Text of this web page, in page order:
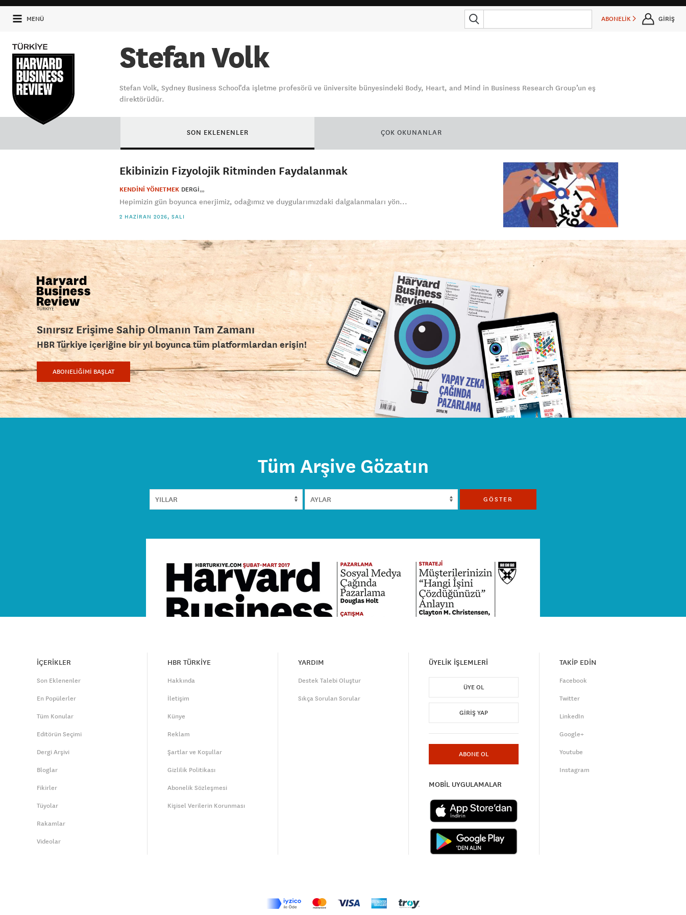
MENÜ ABONELİK GİRİŞ
Stefan Volk
Stefan Volk, Sydney Business School’da işletme profesörü ve üniversite bünyesindeki Body, Heart, and Mind in Business Research Group’un eş
direktörüdür.
SON EKLENENLER ÇOK OKUNANLAR
Ekibinizin Fizyolojik Ritminden Faydalanmak
KENDİNİ YÖNETMEK DERGI
Hepimizin gün boyunca enerjimiz, odağımız ve duygularımızdaki dalgalanmaları yön...
2 HAZIRAN 2026, SALI
Sınırsız Erişime Sahip Olmanın Tam Zamanı
HBR Türkiye içeriğine bir yıl boyunca tüm platformlardan erişin!
ABONELİĞİMİ BAŞLAT
Tüm Arşive Gözatın
GÖSTER
İÇERİKLER
Son Eklenenler
En Popülerler
Tüm Konular
Editörün Seçimi
Dergi Arşivi
Bloglar
Fikirler
Tüyolar
Rakamlar
Videolar
HBR TÜRKİYE
Hakkında
İletişim
Künye
Reklam
Şartlar ve Koşullar
Gizlilik Politikası
Abonelik Sözleşmesi
Kişisel Verilerin Korunması
YARDIM
Destek Talebi Oluştur
Sıkça Sorulan Sorular
ÜYELİK İŞLEMLERİ
ÜYE OL
GIRIŞ YAP
ABONE OL
MOBİL UYGULAMALAR
TAKİP EDİN
Facebook
Twitter
LinkedIn
Google+
Youtube
Instagram